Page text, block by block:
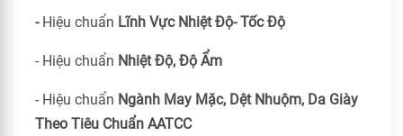
-Hiệu chuẩn Lĩnh Vực Nhiệt Độ- Tốc Độ
- Hiệu chuẩn Nhiệt Độ, Độ Ẩm
- Hiệu chuẩn Ngành May Mặc, Dệt Nhuộm, Da Giày
Theo Tiêu Chuẩn AATCC